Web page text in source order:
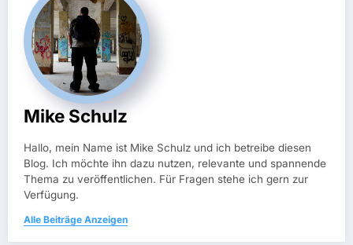
Mike Schulz
Hallo, mein Name ist Mike Schulz und ich betreibe diesen
Blog. Ich möchte ihn dazu nutzen, relevante und spannende
Thema zu veröffentlichen. Für Fragen stehe ich gern zur
Verfügung.
Alle Beiträge Anzeigen